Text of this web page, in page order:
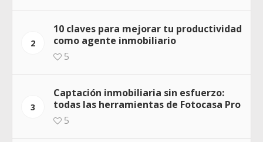
2
10 claves para mejorar tu productividad
como agente inmobiliario
5
3
Captación inmobiliaria sin esfuerzo:
todas las herramientas de Fotocasa Pro
5